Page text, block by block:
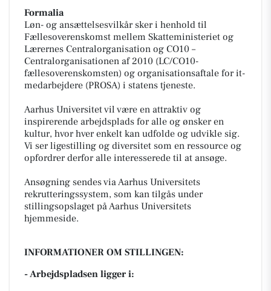
Formalia
Løn- og ansættelsesvilkår sker i henhold til
Fællesoverenskomst mellem Skatteministeriet og
Lærernes Centralorganisation og CO10 –
Centralorganisationen af 2010 (LC/CO10-
fællesoverenskomsten) og organisationsaftale for it-
medarbejdere (PROSA) i statens tjeneste.
Aarhus Universitet vil være en attraktiv og
inspirerende arbejdsplads for alle og ønsker en
kultur, hvor hver enkelt kan udfolde og udvikle sig.
Vi ser ligestilling og diversitet som en ressource og
opfordrer derfor alle interesserede til at ansøge.
Ansøgning sendes via Aarhus Universitets
rekrutteringssystem, som kan tilgås under
stillingsopslaget på Aarhus Universitets
hjemmeside.
INFORMATIONER OM STILLINGEN:
- Arbejdspladsen ligger i: